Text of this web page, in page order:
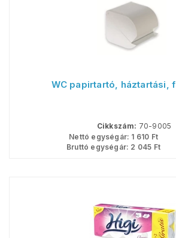
WC papirtartó, háztartási,
Cikkszám: 70-9005
Nettó egységár: 1 610 Ft
Bruttó egységár: 2 045 Ft